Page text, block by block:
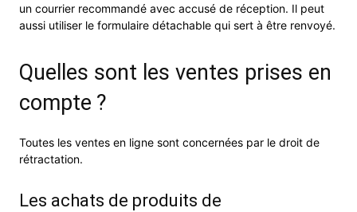
un courrier recommandé avec accusé de réception. Il peut
aussi utiliser le formulaire détachable qui sert à être renvoyé.
Quelles sont les ventes prises en
compte ?
Toutes les ventes en ligne sont concernées par le droit de
rétractation.
Les achats de produits de